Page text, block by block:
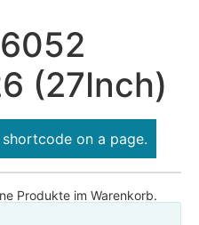
(27Inch)
on a page.
Produkte im Warenkorb.